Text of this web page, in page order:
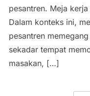
pesantren. Meja
Dalam konteks ini,
pesantren
sekadar tempat
masakan, […]